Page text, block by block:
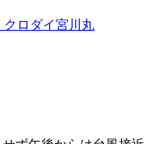
ロダイ宮川丸